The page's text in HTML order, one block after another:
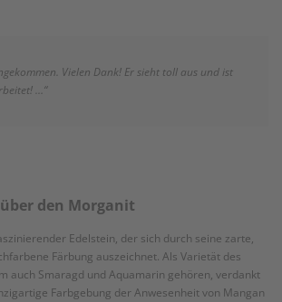
Vielen Dank! Er sieht toll aus und ist
…“
den Morganit
Edelstein, der sich durch seine zarte,
Färbung auszeichnet. Als Varietät des
auch Smaragd und Aquamarin gehören, verdankt
Farbgebung der Anwesenheit von Mangan